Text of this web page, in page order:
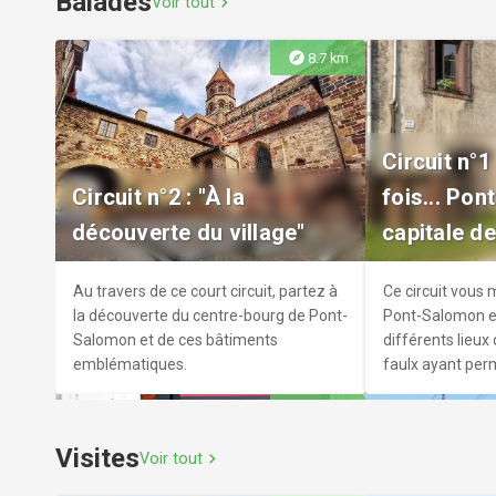
Exposition "Histoire(s) de
sports en Haute-Loire"
Venez découvrir l'histoire du sport en
Haute-Loire à l'Usine Idéale.
Licence
Possibilité
https://
club/trotte-
explore 8.7 km
Circuit n°2 : "À la
découverte du village"
Au travers de ce court circuit, partez à
la découverte du centre-bourg de Pont-
Salomon et de ces bâtiments
emblématiques.
Circuit
fois...
capitale
Ce circuit vous
Pont-Salomon
différents lieux
faulx ayant
VisitesVoir tout chevron_right